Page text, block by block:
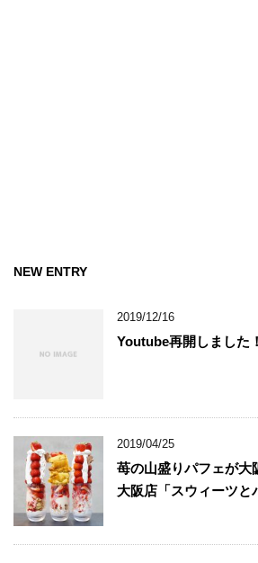
NEW ENTRY
2019/12/16
Youtube再開しました！
2019/04/25
苺の山盛りパフェが大
大阪店「スウィーツと